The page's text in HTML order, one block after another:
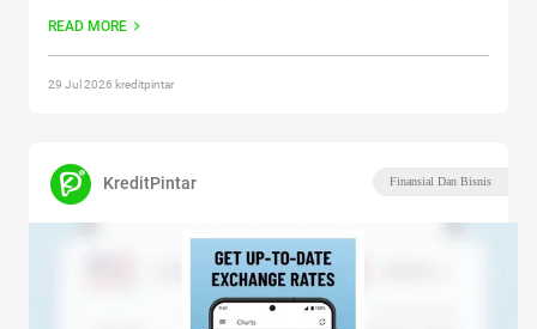
ketidakpastian kecil dan besar, bedanya dari riba, contoh modern,
READ MORE
29 Jul 2026 kreditpintar
KreditPintar Finansial Dan Bisnis